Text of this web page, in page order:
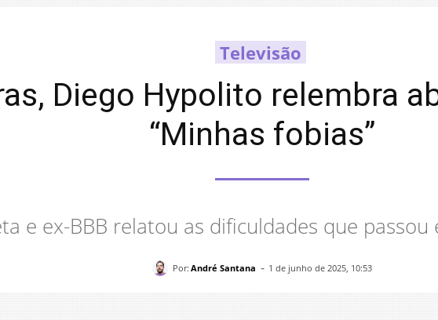
Televisão
Diego Hypolito relembra
“Minhas fobias”
e ex-BBB relatou as dificuldades que
Por: André Santana - 1 de junho de 2025, 10:53